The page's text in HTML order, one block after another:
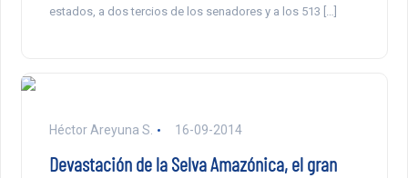
estados, a dos tercios de los senadores y a los 513 […]
Héctor Areyuna S. 16-09-2014
Devastación de la Selva Amazónica, el gran